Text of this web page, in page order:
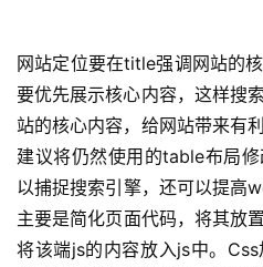
网站定位要在title强调网站的
要优先展示核心内容，这样搜
站的核心内容，给网站带来有
建议将仍然使用的table布局
以捕捉搜索引擎，还可以提高
主要是简化页面代码，将其放
将该端js的内容放入js中。